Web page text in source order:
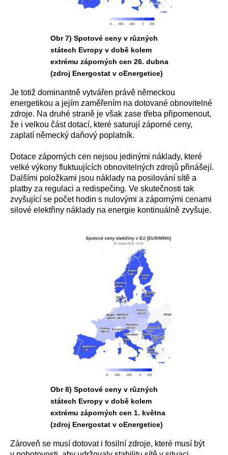
Obr 7) Spotové ceny v různých
státech Evropy v době kolem
extrému záporných cen 26. dubna
(zdroj Energostat v oEnergetice)
Je totiž dominantně vytvářen právě německou
energetikou a jejím zaměřením na dotované obnovitelné
zdroje. Na druhé straně je však zase třeba připomenout,
že i velkou část dotací, které saturují záporné ceny,
zaplatí německý daňový poplatník.
Dotace záporných cen nejsou jedinými náklady, které
velké výkony fluktuujících obnovitelných zdrojů přinášejí.
Dalšími položkami jsou náklady na posilování sítě a
platby za regulaci a redispečing. Ve skutečnosti tak
zvyšující se počet hodin s nulovými a zápornými cenami
silové elektřiny náklady na energie kontinuálně zvyšuje.
Obr 8) Spotové ceny v různých
státech Evropy v době kolem
extrému záporných cen 1. května
(zdroj Energostat v oEnergetice)
Zároveň se musí dotovat i fosilní zdroje, které musí být